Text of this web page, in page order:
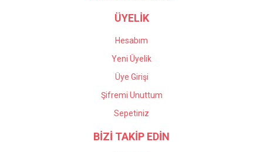
ÜYELİK
Hesabım
Yeni Üyelik
Üye Girişi
Şifremi Unuttum
Sepetiniz
BİZİ TAKİP EDİN